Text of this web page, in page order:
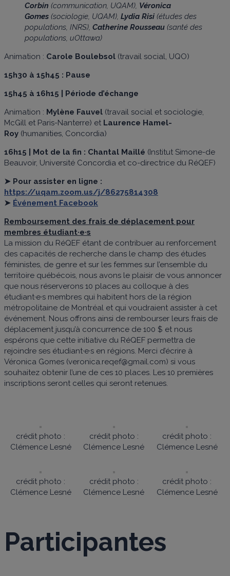
Corbin (communication, UQAM), Véronica
Gomes (sociologie, UQAM), Lydia Risi (études des
populations, INRS), Catherine Rousseau (santé des
populations, uOttawa)
Animation : Carole Boulebsol (travail social, UQO)
15h30 à 15h45 : Pause
15h45 à 16h15 | Période d’échange
Animation : Mylène Fauvel (travail social et sociologie,
McGill et Paris-Nanterre) et Laurence Hamel-
Roy (humanities, Concordia)
16h15 | Mot de la fin : Chantal Maillé (Institut Simone-de
Beauvoir, Université Concordia et co-directrice du RéQEF)
➤ Pour assister en ligne :
https://uqam.zoom.us/j/86275814308
➤ Événement Facebook
Remboursement des frais de déplacement pour
membres étudiant·e·s
La mission du RéQEF étant de contribuer au renforcement
des capacités de recherche dans le champ des études
féministes, de genre et sur les femmes sur l’ensemble du
territoire québécois, nous avons le plaisir de vous annoncer
que nous réserverons 10 places au colloque à des
étudiant·e·s membres qui habitent hors de la région
métropolitaine de Montréal et qui voudraient assister à cet
événement. Nous offrons ainsi de rembourser leurs frais de
déplacement jusqu’à concurrence de 100 $ et nous
espérons que cette initiative du RéQEF permettra de
rejoindre ses étudiant·e·s en régions. Merci d’écrire à
Véronica Gomes (veronica.reqef@gmail.com) si vous
souhaitez obtenir l’une de ces 10 places. Les 10 premières
inscriptions seront celles qui seront retenues.
crédit photo :
Clémence Lesné
crédit photo :
Clémence Lesné
crédit photo :
Clémence Lesné
crédit photo :
Clémence Lesné
crédit photo :
Clémence Lesné
crédit photo :
Clémence Lesné
Participantes